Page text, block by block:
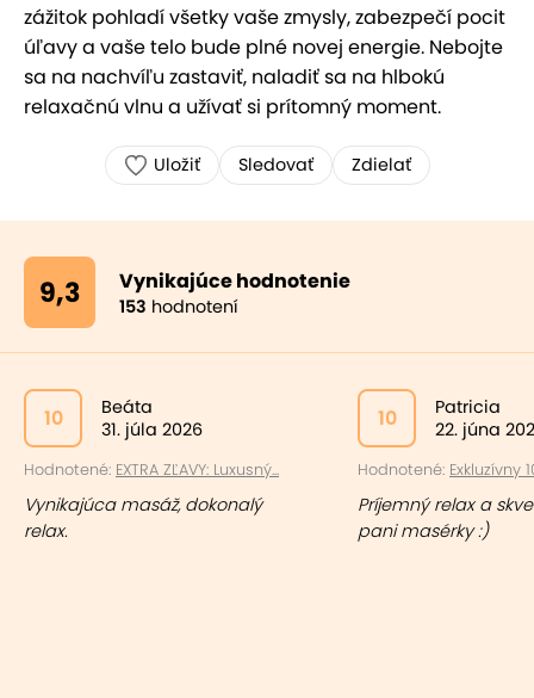
zážitok pohladí všetky vaše zmysly, zabezpečí pocit
úľavy a vaše telo bude plné novej energie. Nebojte
sa na nachvíľu zastaviť, naladiť sa na hlbokú
relaxačnú vlnu a užívať si prítomný moment.
Uložiť Sledovať Zdielať
9,3 Vynikajúce hodnotenie
153 hodnotení
10
Beáta
31. júla 2026
Hodnotené: EXTRA ZĽAVY: Luxusný...
Vynikajúca masáž, dokonalý
relax.
10
Patricia
22. júna
Hodnotené: Exkluzívny
Príjemný relax a
pani masérky :)